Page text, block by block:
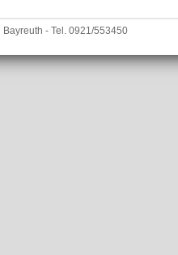
Bayreuth - Tel. 0921/553450